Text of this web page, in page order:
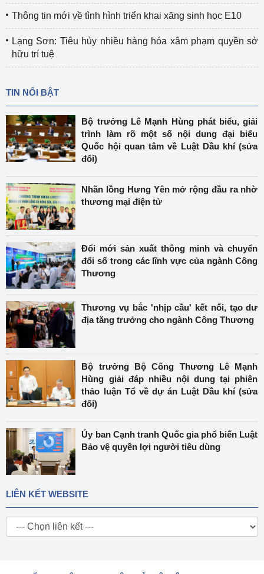
Thông tin mới về tình hình triển khai xăng sinh học E10
Lạng Sơn: Tiêu hủy nhiều hàng hóa xâm phạm quyền sở
hữu trí tuệ
TIN NỔI BẬT
Bộ trưởng Lê Mạnh Hùng phát biểu, giải
trình làm rõ một số nội dung đại biểu
Quốc hội quan tâm về Luật Dầu khí (sửa
đổi)
Nhãn lồng Hưng Yên mở rộng đầu ra nhờ
thương mại điện tử
Đổi mới sản xuất thông minh và chuyển
đổi số trong các lĩnh vực của ngành Công
Thương
Thương vụ bắc 'nhịp cầu' kết nối, tạo dư
địa tăng trưởng cho ngành Công Thương
Bộ trưởng Bộ Công Thương Lê Mạnh
Hùng giải đáp nhiều nội dung tại phiên
thảo luận Tổ về dự án Luật Dầu khí (sửa
đổi)
Ủy ban Cạnh tranh Quốc gia phổ biến Luật
Bảo vệ quyền lợi người tiêu dùng
LIÊN KẾT WEBSITE